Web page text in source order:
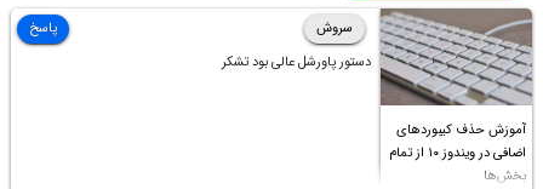
آموزش حذف کیبوردهای
اضافی در ویندوز ۱۰ از تمام
بخش‌ها
سروش
دستور پاورشل عالی بود تشکر
پاسخ